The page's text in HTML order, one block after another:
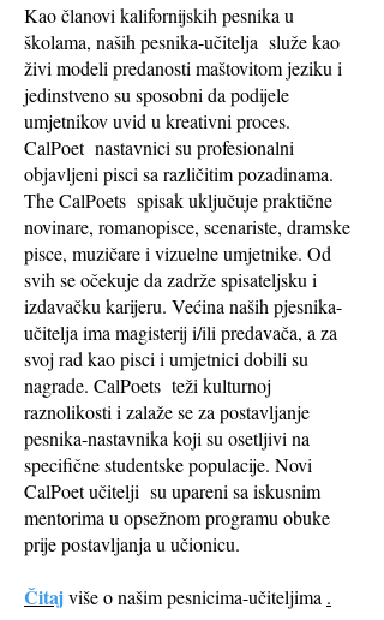
Kao članovi kalifornijskih pesnika u
školama, naših pesnika-učitelja služe kao
živi modeli predanosti maštovitom jeziku i
jedinstveno su sposobni da podijele
umjetnikov uvid u kreativni proces.
CalPoet nastavnici su profesionalni
objavljeni pisci sa različitim pozadinama.
The CalPoets spisak uključuje praktične
novinare, romanopisce, scenariste, dramske
pisce, muzičare i vizuelne umjetnike. Od
svih se očekuje da zadrže spisateljsku i
izdavačku karijeru. Većina naših pjesnika-
učitelja ima magisterij i/ili predavača, a za
svoj rad kao pisci i umjetnici dobili su
nagrade. CalPoets teži kulturnoj
raznolikosti i zalaže se za postavljanje
pesnika-nastavnika koji su osetljivi na
specifične studentske populacije. Novi
CalPoet učitelji su upareni sa iskusnim
mentorima u opsežnom programu obuke
prije postavljanja u učionicu.
Čitajviše o našim pesnicima-učiteljima .